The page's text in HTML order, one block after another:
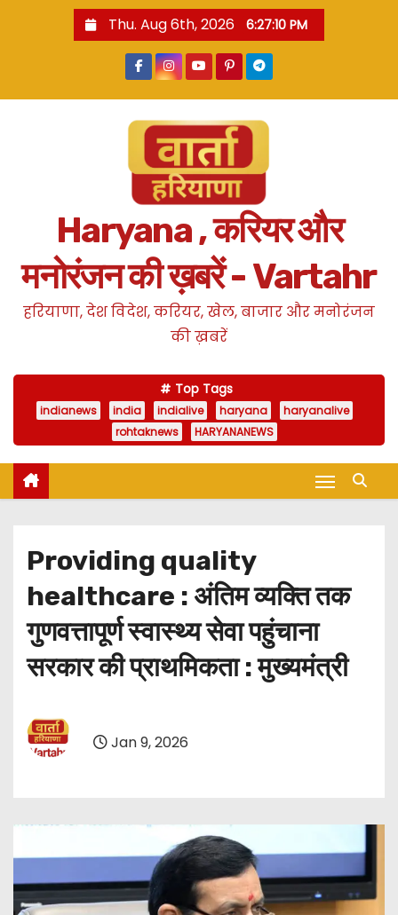
Thu. Aug 6th, 2026 6:27:11 PM
Haryana , करियर और
मनोरंजन की ख़बरें - Vartahr
हरियाणा, देश विदेश, करियर, खेल, बाजार और मनोरंजन
की ख़बरें
Top Tags
indianews india indialive haryana
haryanalive
rohtaknews
HARYANANEWS
Providing quality
healthcare : अंतिम व्यक्ति तक
गुणवत्तापूर्ण स्वास्थ्य सेवा पहुंचाना
सरकार की प्राथमिकता : मुख्यमंत्री
Jan 9, 2026